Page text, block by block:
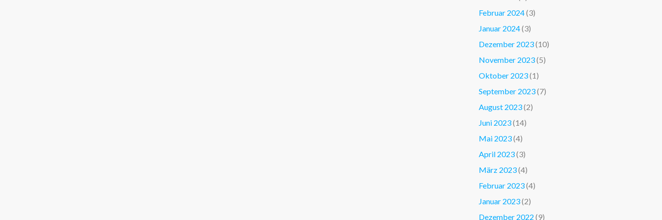
Februar 2024(3)
Januar 2024(3)
Dezember 2023(10)
November 2023(5)
Oktober 2023(1)
September 2023(7)
August 2023(2)
Juni 2023(14)
Mai 2023(4)
April 2023(3)
März 2023(4)
Februar 2023(4)
Januar 2023(2)
Dezember 2022 (9)